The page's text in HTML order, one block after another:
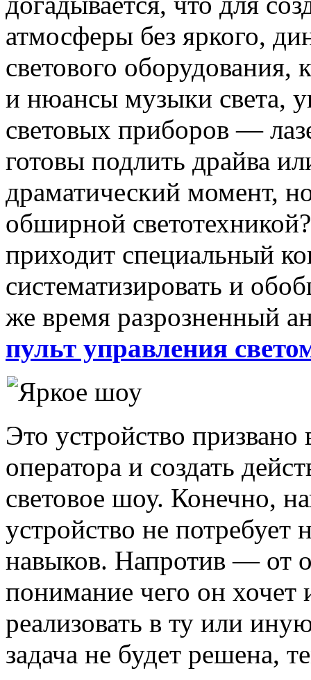
атмосферы без яркого,
светового оборудования,
и нюансы музыки света,
световых приборов —
готовы подлить драйва
драматический момент,
обширной
приходит специальный
систематизировать и
же время разрозненный
пульт управления
Это устройство
оператора и создать
световое шоу. Конечно,
устройство не
навыков. Напротив — от
понимание чего он хочет
реализовать в ту или
задача не будет решена,